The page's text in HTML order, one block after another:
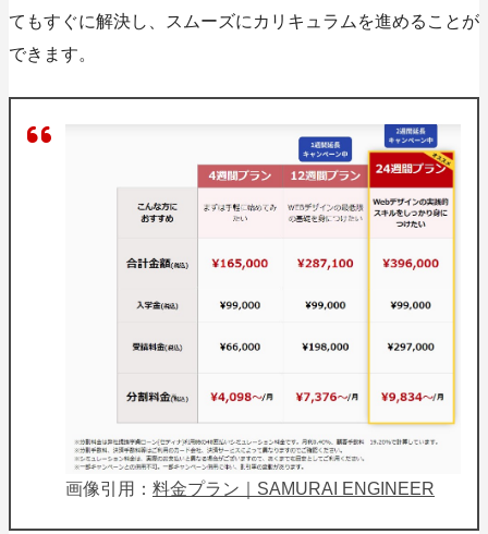
てもすぐに解決し、スムーズにカリキュラムを進めることが
できます。
画像引用： 料金プラン｜SAMURAI ENGINEER